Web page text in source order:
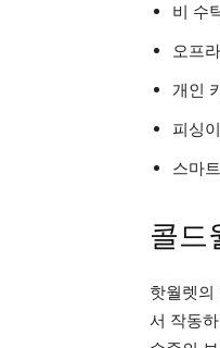
비 수
오프
개인
피싱
스마
콜드
핫월렛의
서 작동